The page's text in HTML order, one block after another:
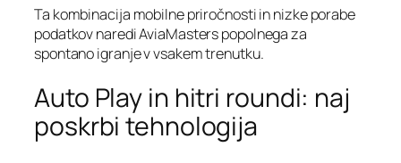
Ta kombinacija mobilne priročnosti in nizke porabe
podatkov naredi AviaMasters popolnega za
spontano igranje v vsakem trenutku.
Auto Play in hitri roundi: naj
poskrbi tehnologija